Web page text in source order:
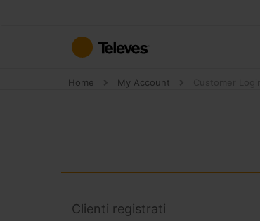
contenuto
Home My Account
Clienti registrati